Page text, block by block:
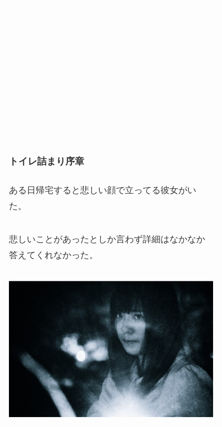
トイレ詰まり序章
ある日帰宅すると悲しい顔で立ってる彼女がい
た。
悲しいことがあったとしか言わず詳細はなかなか
答えてくれなかった。